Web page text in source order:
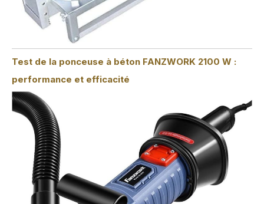
Test de la ponceuse à béton FANZWORK 2100 W :
performance et efficacité